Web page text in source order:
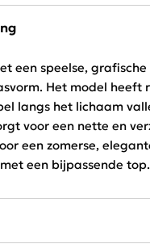
een speelse,
Het model heeft
langs het lichaam
voor een nette en
een zomerse,
een bijpassende top.